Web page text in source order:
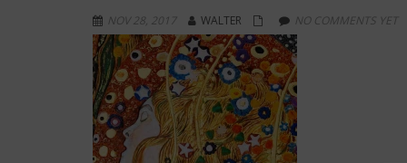
NOV 28, 2017 WALTER NO COMMENTS YET